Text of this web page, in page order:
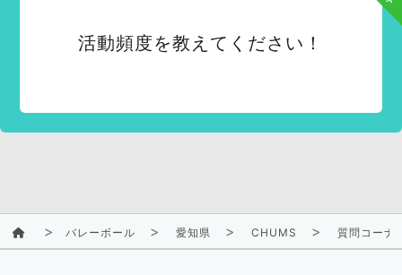
活動頻度を教えてください！
バレーボール 愛知県 CHUMS 質問コーナ